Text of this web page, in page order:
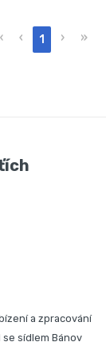
‹ 1 › »
a zpracování
se sídlem Bánov